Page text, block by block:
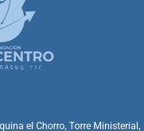
el Chorro, Torre Ministerial,